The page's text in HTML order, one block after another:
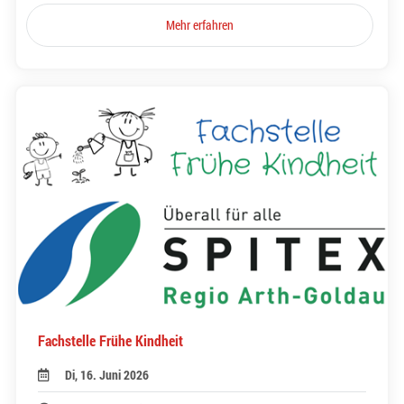
Mehr erfahren
Fachstelle Frühe Kindheit
Di, 16. Juni 2026